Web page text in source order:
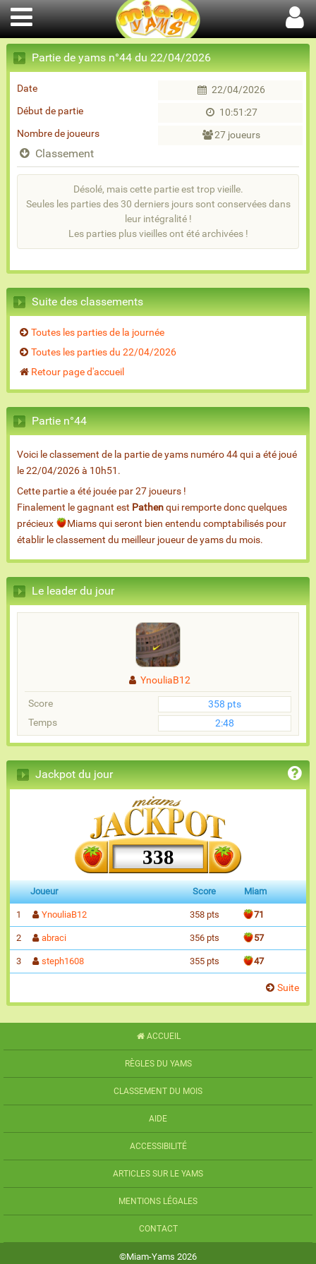
Partie de yams n°44 du 22/04/2026
Date
22/04/2026
Début de partie
10:51:27
Nombre de joueurs
27 joueurs
Classement
Désolé, mais cette partie est trop vieille.
Seules les parties des 30 derniers jours sont conservées dans
leur intégralité !
Les parties plus vieilles ont été archivées !
Suite des classements
Toutes les parties de la journée
Toutes les parties du 22/04/2026
Retour page d'accueil
Partie n°44
Voici le classement de la partie de yams numéro 44 qui a été joué
le 22/04/2026 à 10h51.
Cette partie a été jouée par 27 joueurs !
Finalement le gagnant est Pathenqui remporte donc quelques
précieux
Miams qui seront bien entendu comptabilisés pour
établir le classement du meilleur joueur de yams du mois.
Le leader du jour
YnouliaB12
Score
358 pts
Temps
2:48
Jackpot du jour
338
Joueur Score Miam
1 YnouliaB12 358 pts 71
2 abraci 356 pts 57
3 steph1608 355 pts 47
Suite
ACCUEIL
RÈGLES DU YAMS
CLASSEMENT DU MOIS
AIDE
ACCESSIBILITÉ
ARTICLES SUR LE YAMS
MENTIONS LÉGALES
CONTACT
©Miam-Yams 2026